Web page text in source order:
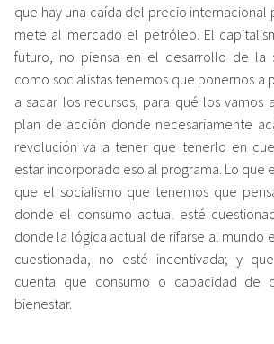
que hay una caída del precio internacional
mete al mercado el petróleo. El
futuro, no piensa en el desarrollo de la
como socialistas tenemos que ponernos a
a sacar los recursos, para qué los vamos
plan de acción donde necesariamente
revolución va a tener que tenerlo en
estar incorporado eso al programa. Lo que
que el socialismo que tenemos que
donde el consumo actual esté
donde la lógica actual de rifarse al mundo
cuestionada, no esté incentivada; y
cuenta que consumo o capacidad de
bienestar.